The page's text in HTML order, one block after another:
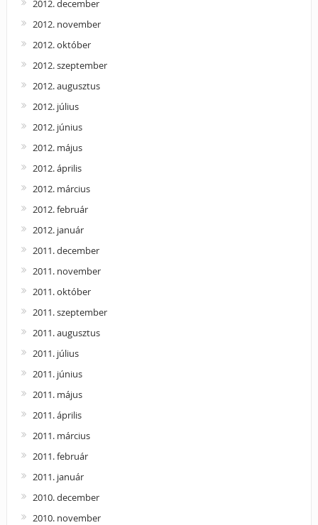
2012. december
2012. november
2012. október
2012. szeptember
2012. augusztus
2012. július
2012. június
2012. május
2012. április
2012. március
2012. február
2012. január
2011. december
2011. november
2011. október
2011. szeptember
2011. augusztus
2011. július
2011. június
2011. május
2011. április
2011. március
2011. február
2011. január
2010. december
2010. november